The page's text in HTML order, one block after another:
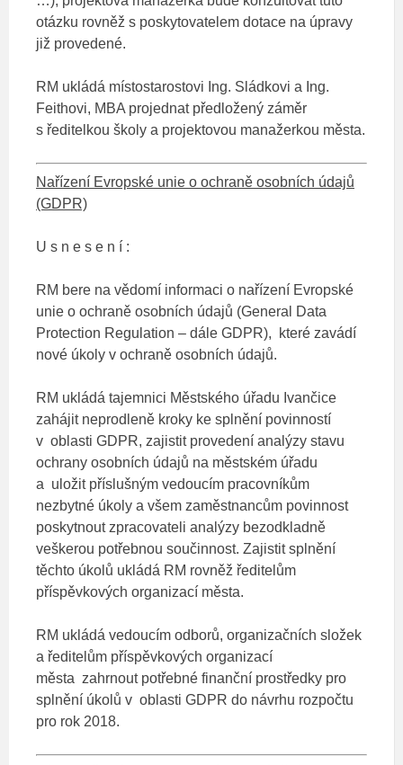
otázku rovněž s poskytovatelem dotace na úpravy
již provedené.
RM ukládá místostarostovi Ing. Sládkovi a Ing.
Feithovi, MBA projednat předložený záměr
s ředitelkou školy a projektovou manažerkou města.
Nařízení Evropské unie o ochraně osobních údajů
(GDPR)
U s n e s e n í :
RM bere na vědomí informaci o nařízení Evropské
unie o ochraně osobních údajů (General Data
Protection Regulation – dále GDPR), které zavádí
nové úkoly v ochraně osobních údajů.
RM ukládá tajemnici Městského úřadu Ivančice
zahájit neprodleně kroky ke splnění povinností
v oblasti GDPR, zajistit provedení analýzy stavu
ochrany osobních údajů na městském úřadu
a uložit příslušným vedoucím pracovníkům
nezbytné úkoly a všem zaměstnancům povinnost
poskytnout zpracovateli analýzy bezodkladně
veškerou potřebnou součinnost. Zajistit splnění
těchto úkolů ukládá RM rovněž ředitelům
příspěvkových organizací města.
RM ukládá vedoucím odborů, organizačních složek
a ředitelům příspěvkových organizací
města zahrnout potřebné finanční prostředky pro
splnění úkolů v oblasti GDPR do návrhu rozpočtu
pro rok 2018.